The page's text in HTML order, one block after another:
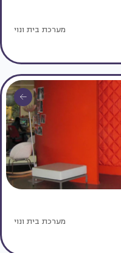
מערכת בית ונוי
מערכת בית ונוי